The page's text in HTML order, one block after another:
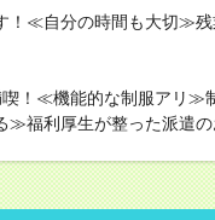
！≪自分の時間も大切≫残
！≪機能的な制服アリ≫
≫福利厚生が整った派遣